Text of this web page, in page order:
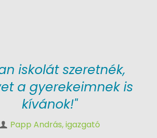
iskolát szeretnék,
a gyerekeimnek is
kívánok!"
Papp András, igazgató